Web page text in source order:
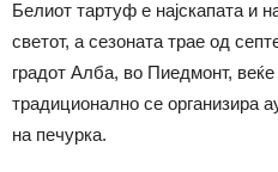
Белиот тартуф е најскапата и
светот, а сезоната трае од
градот Алба, во Пиедмонт,
традиционално се организира
на печурка.